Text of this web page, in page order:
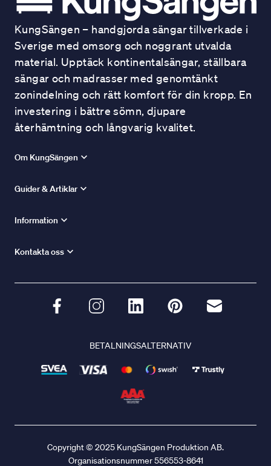
KungSängen – handgjorda sängar tillverkade i
Sverige med omsorg och noggrant utvalda
material. Upptäck kontinentalsängar, ställbara
sängar och madrasser med genomtänkt
zonindelning och rätt komfort för din kropp. En
investering i bättre sömn, djupare
återhämtning och långvarig kvalitet.
Om KungSängen
Guider & Artiklar
Information
Kontakta oss
BETALNINGSALTERNATIV
Copyright © 2025 KungSängen Produktion AB.
Organisationsnummer 556553-8641